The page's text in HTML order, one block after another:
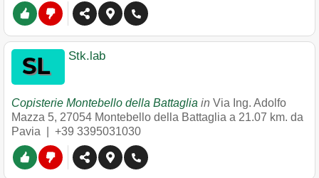
Stk.lab
Copisterie Montebello della Battaglia in Via Ing. Adolfo
Mazza 5, 27054 Montebello della Battaglia a 21.07 km. da
Pavia | +39 3395031030